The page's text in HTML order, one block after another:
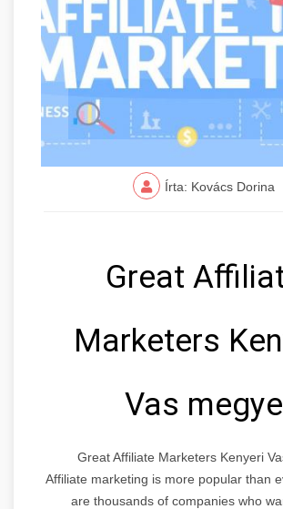
Írta: Kovács Dorina
Great
Marketers
Vas megye
Great Affiliate Marketers Kenyeri
Affiliate marketing is more popular than
are thousands of companies who